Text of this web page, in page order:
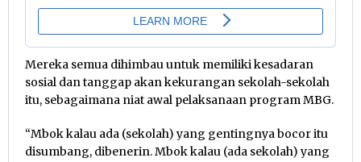
Mereka semua dihimbau untuk memiliki kesadaran
sosial dan tanggap akan kekurangan sekolah-sekolah
itu, sebagaimana niat awal pelaksanaan program MBG.
“Mbok kalau ada (sekolah) yang gentingnya bocor itu
disumbang, dibenerin. Mbok kalau (ada sekolah) yang